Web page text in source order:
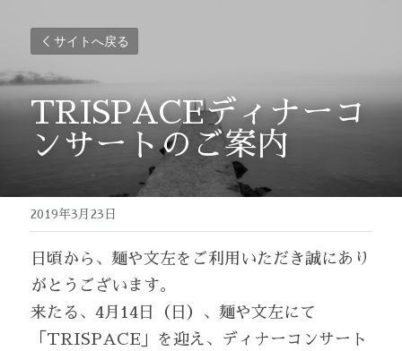
サイトへ戻る
TRISPACEディナーコ
ンサートのご案内
2019年3月23日
日頃から、麺や文左をご利用いただき誠にあり
がとうございます。
来たる、4月14日（日）、麺や文左にて
「TRISPACE」を迎え、ディナーコンサート